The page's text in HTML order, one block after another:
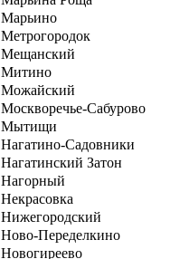
Марьино
Метрогородок
Мещанский
Митино
Можайский
Москворечье-Сабурово
Мытищи
Нагатино-Садовники
Нагатинский Затон
Нагорный
Некрасовка
Нижегородский
Ново-Переделкино
Новогиреево